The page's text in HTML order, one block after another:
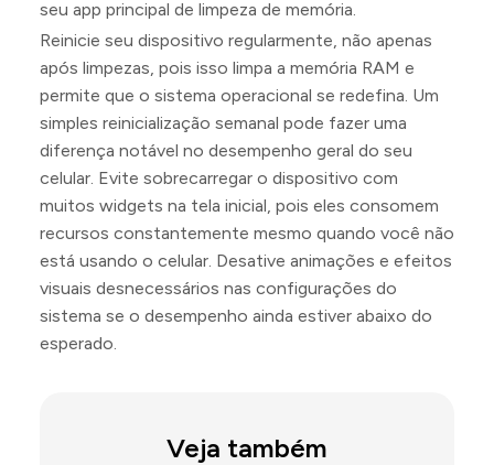
seu app principal de limpeza de memória.
Reinicie seu dispositivo regularmente, não apenas
após limpezas, pois isso limpa a memória RAM e
permite que o sistema operacional se redefina. Um
simples reinicialização semanal pode fazer uma
diferença notável no desempenho geral do seu
celular. Evite sobrecarregar o dispositivo com
muitos widgets na tela inicial, pois eles consomem
recursos constantemente mesmo quando você não
está usando o celular. Desative animações e efeitos
visuais desnecessários nas configurações do
sistema se o desempenho ainda estiver abaixo do
esperado.
Veja também